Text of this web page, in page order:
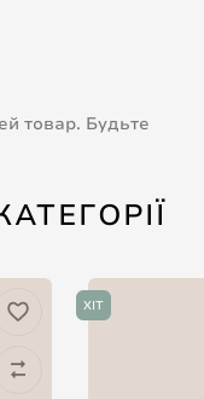
товар. Будьте
ХІТ